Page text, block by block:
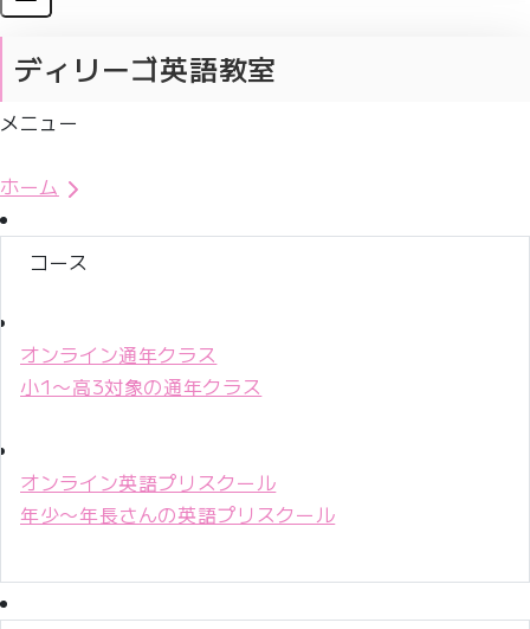
ディリーゴ英語教室
メニュー
ホーム
コース
オンライン通年クラス
小1〜高3対象の通年クラス
オンライン英語プリスクール
年少〜年長さんの英語プリスクール